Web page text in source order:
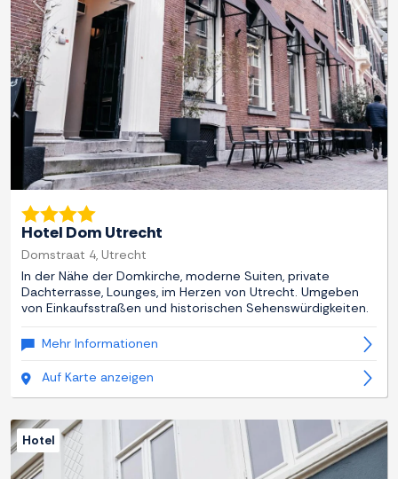
Zurück
Hotel Dom Utrecht
Domstraat 4, Utrecht
In der Nähe der Domkirche, moderne Suiten, private
Dachterrasse, Lounges, im Herzen von Utrecht. Umgeben
von Einkaufsstraßen und historischen Sehenswürdigkeiten.
Mehr Informationen
Auf Karte anzeigen
Hotel